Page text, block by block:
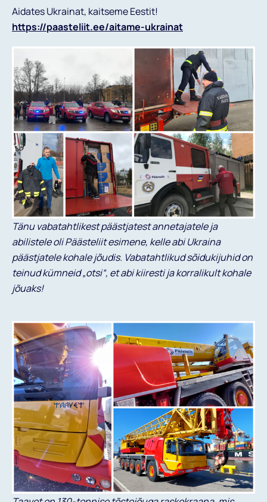
Aidates Ukrainat, kaitseme Eestit!
https://paasteliit.ee/aitame-ukrainat
Tänu vabatahtlikest päästjatest annetajatele ja
abilistele oli Päästeliit esimene, kelle abi Ukraina
päästjatele kohale jõudis. Vabatahtlikud sõidukijuhid on
teinud kümneid „otsi“, et abi kiiresti ja korralikult kohale
jõuaks!